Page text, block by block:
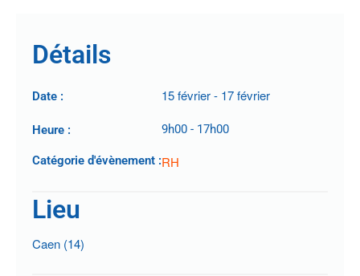
Détails
Date : 15 février- 17 février
Heure : 9h00 - 17h00
Catégorie d'évènement :RH
Lieu
Caen (14)